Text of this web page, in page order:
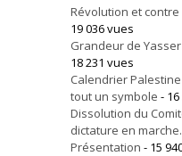
Révolution et
19 036 vues
Grandeur de
18 231 vues
Calendrier
tout un symbole -
Dissolution du
dictature en marche.
Présentation - 15